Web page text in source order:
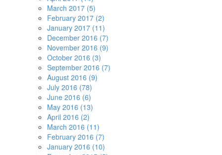
March 2017 (5)
February 2017 (2)
January 2017 (11)
December 2016 (7)
November 2016 (9)
October 2016 (3)
September 2016 (7)
August 2016 (9)
July 2016 (78)
June 2016 (6)
May 2016 (13)
April 2016 (2)
March 2016 (11)
February 2016 (7)
January 2016 (10)